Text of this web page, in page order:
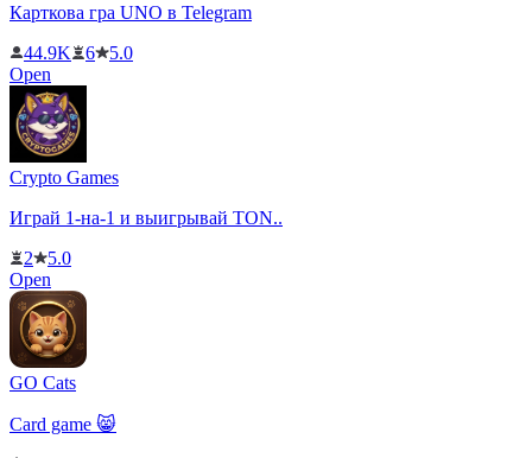
Карткова гра UNO в Telegram
44.9K
6
5.0
Open
Crypto Games
Играй 1-на-1 и выигрывай TON..
2
5.0
Open
GO Cats
Card game 😸